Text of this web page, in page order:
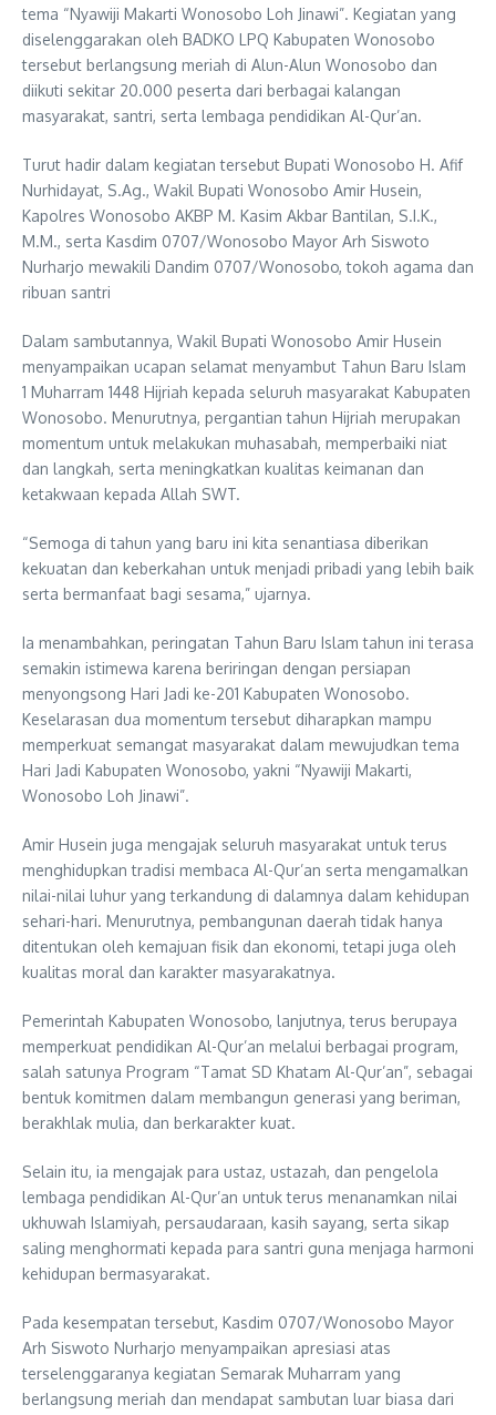
tema “Nyawiji Makarti Wonosobo Loh Jinawi”. Kegiatan yang
diselenggarakan oleh BADKO LPQ Kabupaten Wonosobo
tersebut berlangsung meriah di Alun-Alun Wonosobo dan
diikuti sekitar 20.000 peserta dari berbagai kalangan
masyarakat, santri, serta lembaga pendidikan Al-Qur’an.
Turut hadir dalam kegiatan tersebut Bupati Wonosobo H. Afif
Nurhidayat, S.Ag., Wakil Bupati Wonosobo Amir Husein,
Kapolres Wonosobo AKBP M. Kasim Akbar Bantilan, S.I.K.,
M.M., serta Kasdim 0707/Wonosobo Mayor Arh Siswoto
Nurharjo mewakili Dandim 0707/Wonosobo, tokoh agama dan
ribuan santri
Dalam sambutannya, Wakil Bupati Wonosobo Amir Husein
menyampaikan ucapan selamat menyambut Tahun Baru Islam
1 Muharram 1448 Hijriah kepada seluruh masyarakat Kabupaten
Wonosobo. Menurutnya, pergantian tahun Hijriah merupakan
momentum untuk melakukan muhasabah, memperbaiki niat
dan langkah, serta meningkatkan kualitas keimanan dan
ketakwaan kepada Allah SWT.
“Semoga di tahun yang baru ini kita senantiasa diberikan
kekuatan dan keberkahan untuk menjadi pribadi yang lebih baik
serta bermanfaat bagi sesama,” ujarnya.
Ia menambahkan, peringatan Tahun Baru Islam tahun ini terasa
semakin istimewa karena beriringan dengan persiapan
menyongsong Hari Jadi ke-201 Kabupaten Wonosobo.
Keselarasan dua momentum tersebut diharapkan mampu
memperkuat semangat masyarakat dalam mewujudkan tema
Hari Jadi Kabupaten Wonosobo, yakni “Nyawiji Makarti,
Wonosobo Loh Jinawi”.
Amir Husein juga mengajak seluruh masyarakat untuk terus
menghidupkan tradisi membaca Al-Qur’an serta mengamalkan
nilai-nilai luhur yang terkandung di dalamnya dalam kehidupan
sehari-hari. Menurutnya, pembangunan daerah tidak hanya
ditentukan oleh kemajuan fisik dan ekonomi, tetapi juga oleh
kualitas moral dan karakter masyarakatnya.
Pemerintah Kabupaten Wonosobo, lanjutnya, terus berupaya
memperkuat pendidikan Al-Qur’an melalui berbagai program,
salah satunya Program “Tamat SD Khatam Al-Qur’an”, sebagai
bentuk komitmen dalam membangun generasi yang beriman,
berakhlak mulia, dan berkarakter kuat.
Selain itu, ia mengajak para ustaz, ustazah, dan pengelola
lembaga pendidikan Al-Qur’an untuk terus menanamkan nilai
ukhuwah Islamiyah, persaudaraan, kasih sayang, serta sikap
saling menghormati kepada para santri guna menjaga harmoni
kehidupan bermasyarakat.
Pada kesempatan tersebut, Kasdim 0707/Wonosobo Mayor
Arh Siswoto Nurharjo menyampaikan apresiasi atas
terselenggaranya kegiatan Semarak Muharram yang
berlangsung meriah dan mendapat sambutan luar biasa dari